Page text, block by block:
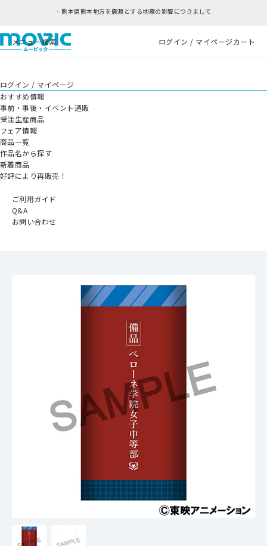
熊本県熊本地方を震源とする地震の影響につきまして
メニュー検索 ログイン / マイページカート
ログイン / マイページ
おすすめ情報
事前・事後・イベント通販
受注生産商品
フェア情報
商品一覧
作品名から探す
新着商品
好評により再販売！
ご利用ガイド
Q&A
お問い合わせ